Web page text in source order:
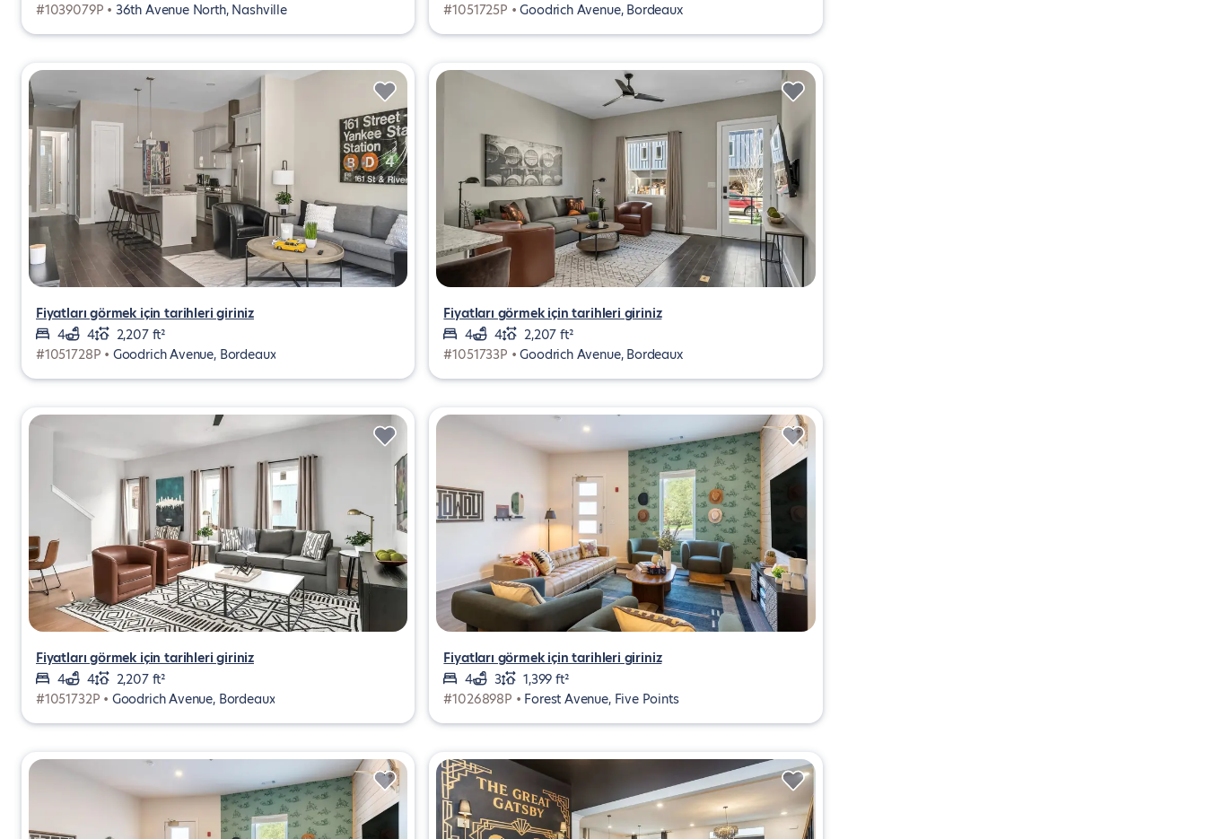
#1039079P • 36th Avenue North, Nashville
#1051725P •Goodrich Avenue, Bordeaux
Fiyatları görmek için tarihleri giriniz
4
4
2,207 ft²
#1051728P • Goodrich Avenue, Bordeaux
Fiyatları görmek için tarihleri giriniz
4
4
2,207 ft²
#1051733P •Goodrich Avenue, Bordeaux
Fiyatları görmek için tarihleri giriniz
4
4
2,207 ft²
#1051732P • Goodrich Avenue, Bordeaux
Fiyatları görmek için tarihleri giriniz
4
3
1,399 ft²
#1026898P • Forest Avenue, Five Points